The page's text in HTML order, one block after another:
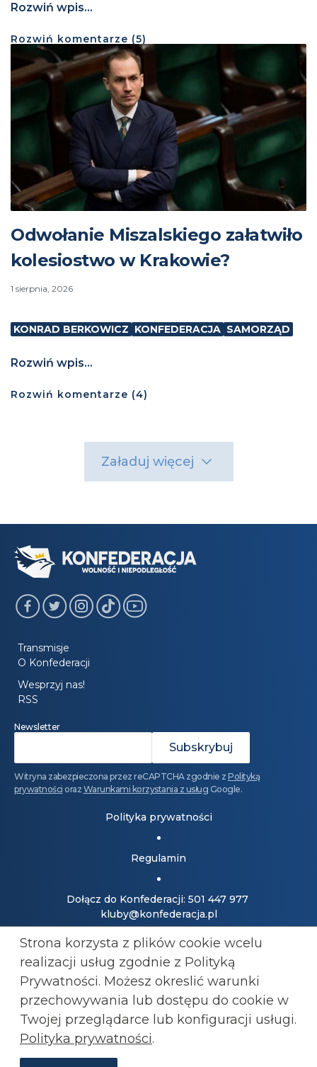
Rozwiń wpis...
Rozwiń komentarze (5)
Odwołanie Miszalskiego załatwiło
kolesiostwo w Krakowie?
1 sierpnia, 2026
KONRAD BERKOWICZ KONFEDERACJA SAMORZĄD
Rozwiń wpis...
Rozwiń komentarze (4)
Załaduj więcej
Transmisje
O Konfederacji
Wesprzyj nas!
RSS
Newsletter
Witryna zabezpieczona przez reCAPTCHA zgodnie z Polityką
prywatności oraz Warunkami korzystania z usług Google.
Polityka prywatności
Regulamin
Dołącz do Konfederacji: 501 447 977
kluby@konfederacja.pl
Kontakt dla mediów: 690 868 101
biuro.prasowe@konfederacja.pl
Zobacz uproszczoną wersję strony
Strona korzysta z plików cookie wcelu
realizacji usług zgodnie z Polityką
Prywatności. Możesz okreslić warunki
przechowywania lub dostępu do cookie w
Twojej przeglądarce lub konfiguracji usługi.
Polityka prywatności.